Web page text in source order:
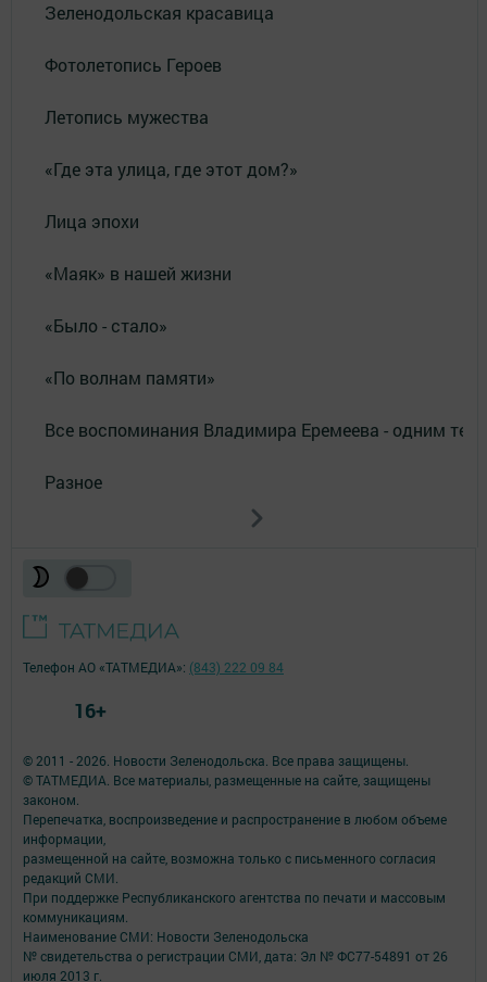
Зеленодольская красавица
Фотолетопись Героев
Летопись мужества
«Где эта улица, где этот дом?»
Лица эпохи
«Маяк» в нашей жизни
«Было - стало»
«По волнам памяти»
Все воспоминания Владимира Еремеева - одним
Разное
© 2011 - 2026. Новости Зеленодольска. Все права защищены.
© ТАТМЕДИА. Все материалы, размещенные на сайте, защищены
законом.
Перепечатка, воспроизведение и распространение в любом объеме
информации,
размещенной на сайте, возможна только с письменного согласия
редакций СМИ.
При поддержке Республиканского агентства по печати и массовым
коммуникациям.
Наименование СМИ: Новости Зеленодольска
№ свидетельства о регистрации СМИ, дата: Эл № ФС77-54891 от 26
июля 2013 г.
Телефон АО «ТАТМЕДИА»: (843) 222 09 84
16+